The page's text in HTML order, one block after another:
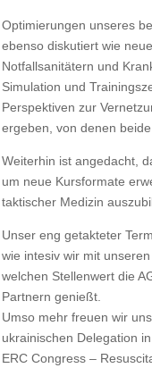
Optimierungen unseres
ebenso diskutiert wie
Notfallsanitätern und
Simulation und
Perspektiven zur
ergeben, von denen
Weiterhin ist angedacht,
um neue Kursformate
taktischer Medizin
Unser eng getakteter
wie intesiv wir mit
welchen Stellenwert die
Partnern genießt.
Umso mehr freuen wir
ukrainischen Delegation
ERC Congress –